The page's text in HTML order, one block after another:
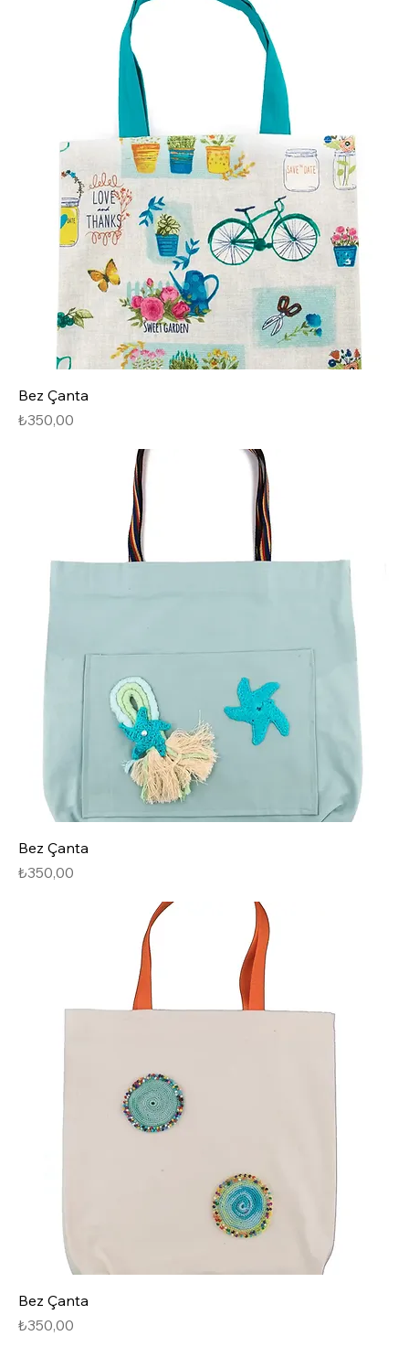
Bez Çanta
Fiyat
₺350,00
Bez Çanta
Fiyat
₺350,00
Bez Çanta
Fiyat
₺350,00